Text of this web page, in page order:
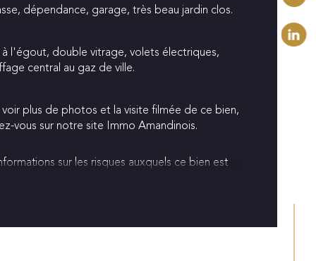
de chauffage
dépendance, garage, très beau jardin clos.
l'égout, double vitrage, volets électriques,
central au gaz de ville.
voir plus de photos et la visite filmée de ce bien,
vous sur notre site Immo Amandinois.
sur les risques auxquels ce bien est